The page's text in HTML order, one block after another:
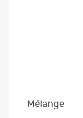
Mélange